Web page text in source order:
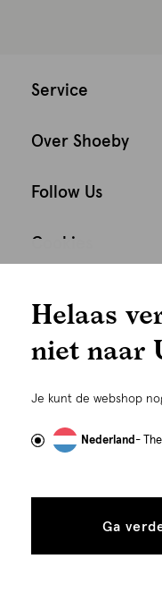
graag
gebruiken wij
om advertenties te
tonen
Service
Over Shoeby
Follow Us
Cookies
Helaas
niet naar
Je kunt de webshop
Nederland-
Ga